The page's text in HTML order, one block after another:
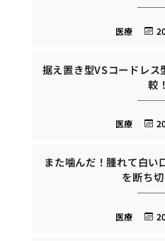
医療
据え置き型VSコードレ
較！
医療
また噛んだ！腫れて白い
を断ち
医療